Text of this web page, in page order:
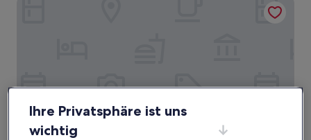
Ihre Privatsphäre ist uns
wichtig